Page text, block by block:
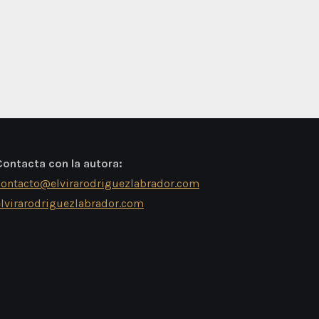
con la autora: